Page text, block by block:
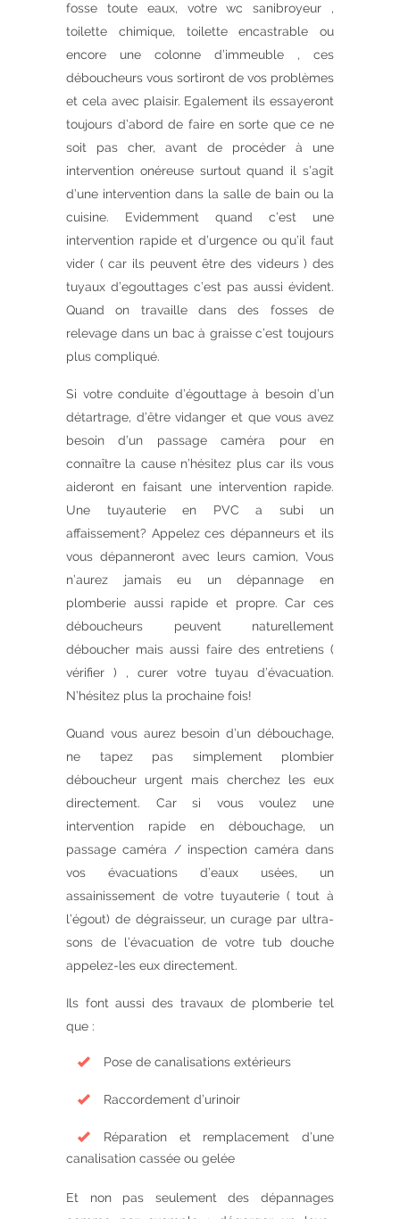
fosse toute eaux, votre wc sanibroyeur ,
toilette chimique, toilette encastrable ou
encore une colonne d’immeuble , ces
déboucheurs vous sortiront de vos problèmes
et cela avec plaisir. Egalement ils essayeront
toujours d’abord de faire en sorte que ce ne
soit pas cher, avant de procéder à une
intervention onéreuse surtout quand il s’agit
d’une intervention dans la salle de bain ou la
cuisine. Evidemment quand c’est une
intervention rapide et d’urgence ou qu’il faut
vider ( car ils peuvent être des videurs ) des
tuyaux d’egouttages c’est pas aussi évident.
Quand on travaille dans des fosses de
relevage dans un bac à graisse c’est toujours
plus compliqué.
Si votre conduite d’égouttage à besoin d’un
détartrage, d’être vidanger et que vous avez
besoin d’un passage caméra pour en
connaître la cause n’hésitez plus car ils vous
aideront en faisant une intervention rapide.
Une tuyauterie en PVC a subi un
affaissement? Appelez ces dépanneurs et ils
vous dépanneront avec leurs camion, Vous
n’aurez jamais eu un dépannage en
plomberie aussi rapide et propre. Car ces
déboucheurs peuvent naturellement
déboucher mais aussi faire des entretiens (
vérifier ) , curer votre tuyau d’évacuation.
N’hésitez plus la prochaine fois!
Quand vous aurez besoin d’un débouchage,
ne tapez pas simplement plombier
déboucheur urgent mais cherchez les eux
directement. Car si vous voulez une
intervention rapide en débouchage, un
passage caméra / inspection caméra dans
vos évacuations d’eaux usées, un
assainissement de votre tuyauterie ( tout à
l’égout) de dégraisseur, un curage par ultra-
sons de l’évacuation de votre tub douche
appelez-les eux directement.
Ils font aussi des travaux de plomberie tel
que :
Pose de canalisations extérieurs
Raccordement d’urinoir
Réparation et remplacement d’une
canalisation cassée ou gelée
Et non pas seulement des dépannages